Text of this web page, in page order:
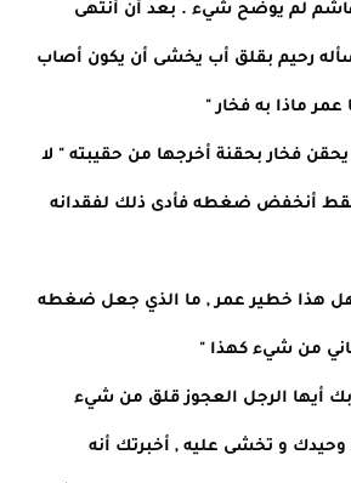
لم يوضح شيء . بعد أن أنتهى
رحيم بقلق أب يخشى أن يكون أصاب
ماذا به فخار "
فخار بحقنة أخرجها من حقيبته " لا
أنخفض ضغطه فأدى ذلك لفقدانه
هذا خطير عمر , ما الذي جعل ضغطه
من شيء كهذا "
أيها الرجل العجوز قلق من شيء
و تخشى عليه , أخبرتك أنه